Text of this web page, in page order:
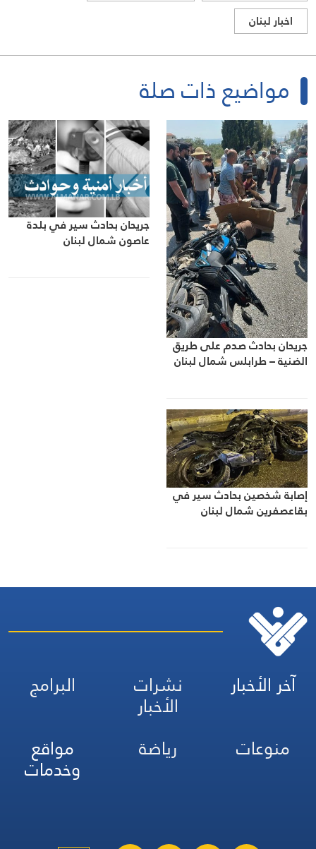
اخبار لبنان
مواضيع ذات صلة
جريحان بحادث صدم على طريق
الضنية – طرابلس شمال لبنان
جريحان بحادث سير في بلدة
عاصون شمال لبنان
إصابة شخصين بحادث سير في
بقاعصفرين شمال لبنان
آخر الأخبار نشرات
الأخبار
البرامج
منوعات
رياضة مواقع
وخدمات